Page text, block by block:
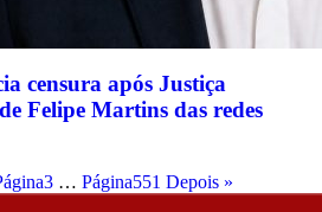
censura após Justiça
Felipe Martins das redes
3 … Página551 Depois »